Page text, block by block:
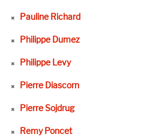
Pauline Richard
Philippe Dumez
Philippe Levy
Pierre Diascorn
Pierre Sojdrug
Remy Poncet